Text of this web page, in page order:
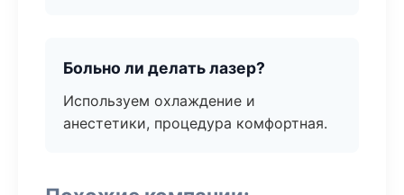
Больно ли делать лазер?
Используем охлаждение и
анестетики, процедура комфортная.